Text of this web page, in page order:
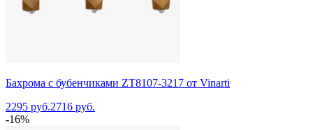
Бахрома с бубенчиками ZT8107-3217 от Vinarti
2295 руб.2716 руб.
-16%